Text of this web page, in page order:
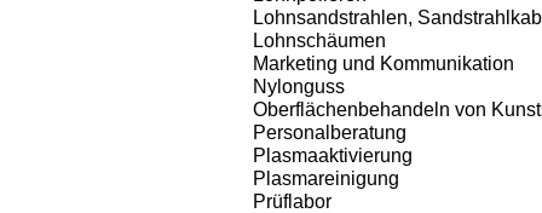
Lohnsandstrahlen,
Lohnschäumen
Marketing und Kommunikation
Nylonguss
Oberflächenbehandeln von
Personalberatung
Plasmaaktivierung
Plasmareinigung
Prüflabor